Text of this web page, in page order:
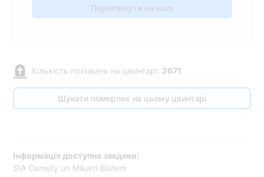
Переглянути на мапі
Кількість поховань на цвинтарі: 2671
Шукати померлих на цьому цвинтарі
Інформація доступна завдяки:
SIA Cemety un Mikam Blatem